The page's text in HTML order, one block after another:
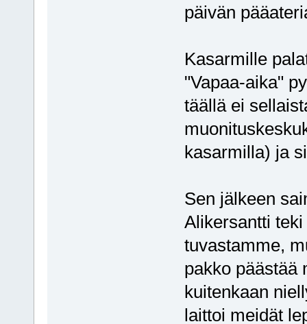
päivän
Kasarmille
"Vapaa-aika"
täällä ei
kasarmilla) ja
Sen jälkeen
Alikersantti
tuvastamme,
pakko päästää
kuitenkaan
laittoi meidät